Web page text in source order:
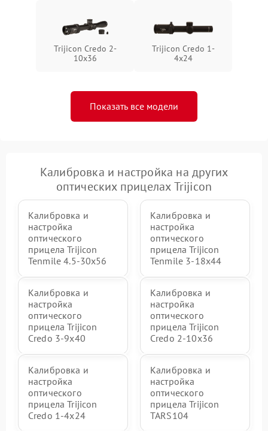
Trijicon Credo 2-
10x36
Trijicon Credo 1-
4x24
Показать все модели
Калибровка и настройка на других
оптических прицелах Trijicon
Калибровка и
настройка
оптического
прицела Trijicon
Tenmile 4.5-30x56
Калибровка и
настройка
оптического
прицела Trijicon
Tenmile 3-18x44
Калибровка и
настройка
оптического
прицела Trijicon
Credo 3-9x40
Калибровка и
настройка
оптического
прицела Trijicon
Credo 2-10x36
Калибровка и
настройка
оптического
прицела Trijicon
Credo 1-4x24
Калибровка и
настройка
оптического
прицела Trijicon
TARS104